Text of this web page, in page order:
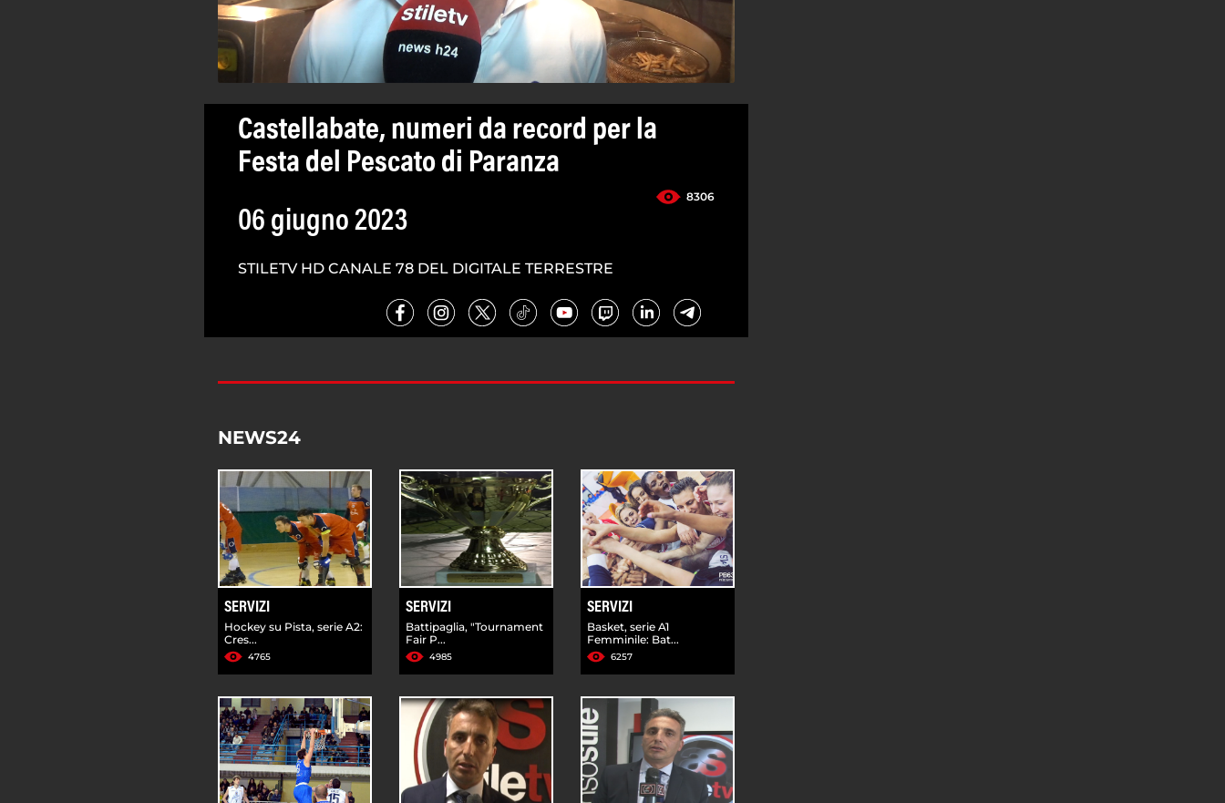
Castellabate, numeri da record per la
Festa del Pescato di Paranza
8306
06 giugno 2023
STILETV HD CANALE 78 DEL DIGITALE TERRESTRE
NEWS24
SERVIZI
Hockey su Pista, serie A2:
Cres...
4765
SERVIZI
Battipaglia, "Tournament
Fair P...
4985
SERVIZI
Basket, serie A1
Femminile: Bat...
6257